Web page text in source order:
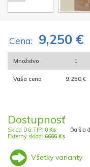
Cena: 9,250 €
Množstvo 1
Vaša cena 9,250 €
Dostupnosť
Sklad DG TIP: 0 Ks
Externý sklad: 6666 Ks
Ďalšia
Všetky varianty